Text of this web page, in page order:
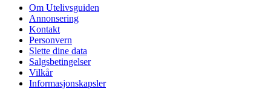
Om Utelivsguiden
Annonsering
Kontakt
Personvern
Slette dine data
Salgsbetingelser
Vilkår
Informasjonskapsler